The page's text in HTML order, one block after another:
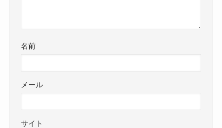
名前
メール
サイト